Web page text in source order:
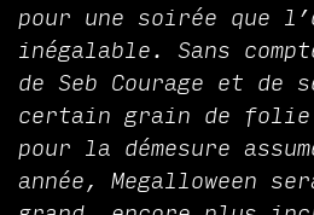
pour une soirée que
inégalable. Sans
de Seb Courage et de
certain grain de
pour la démesure
année, Megalloween